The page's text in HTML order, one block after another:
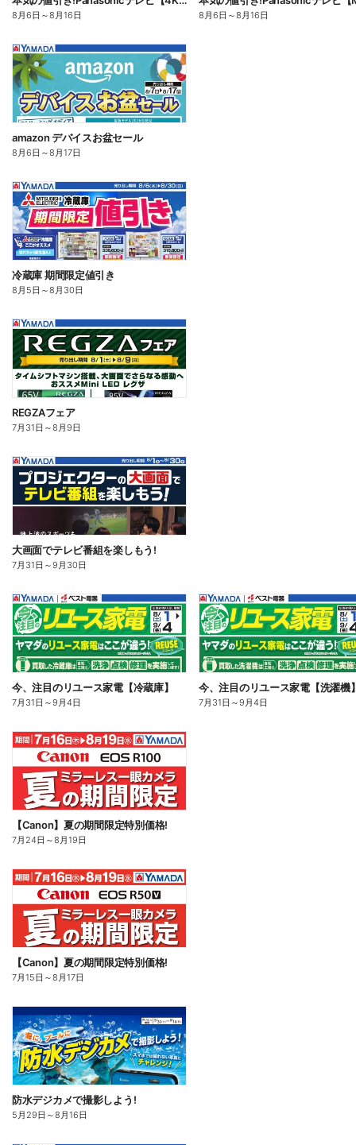
8月6日 ～8月16日 8月6日 ～8月16日
amazon デバイスお盆セール
8月6日 ～8月17日
冷蔵庫 期間限定値引き
8月5日 ～8月30日
REGZAフェア
7月31日 ～8月9日
大画面でテレビ番組を楽しもう!
7月31日 ～9月30日
今、注目のリユース家電【冷蔵庫】
7月31日 ～9月4日
今、注目のリユース家電【洗濯機
7月31日 ～9月4日
【Canon】夏の期間限定特別価格!
7月24日 ～8月19日
【Canon】夏の期間限定特別価格!
7月15日 ～8月17日
防水デジカメで撮影しよう!
5月29日 ～8月16日